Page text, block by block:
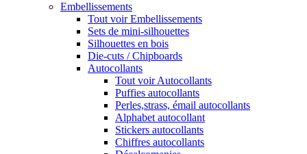
Embellissements
Tout voir Embellissements
Sets de mini-silhouettes
Silhouettes en bois
Die-cuts / Chipboards
Autocollants
Tout voir Autocollants
Puffies autocollants
Perles,strass, émail autocollants
Alphabet autocollant
Stickers autocollants
Chiffres autocollants